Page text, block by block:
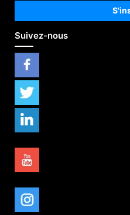
Suivez-nous